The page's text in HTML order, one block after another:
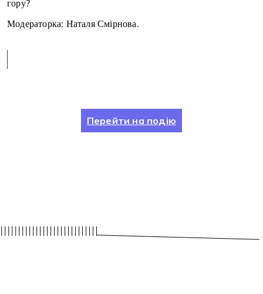
гору?
Модераторка: Наталя Смірнова.
Перейти на подію